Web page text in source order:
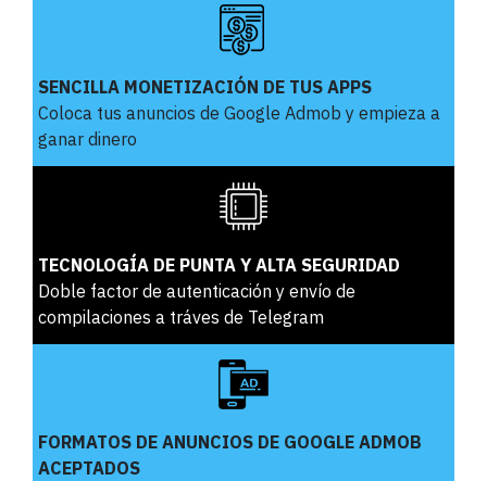
SENCILLA MONETIZACIÓN DE TUS APPS
Coloca tus anuncios de Google Admob y empieza a
ganar dinero
TECNOLOGÍA DE PUNTA Y ALTA SEGURIDAD
Doble factor de autenticación y envío de
compilaciones a tráves de Telegram
FORMATOS DE ANUNCIOS DE GOOGLE ADMOB
ACEPTADOS